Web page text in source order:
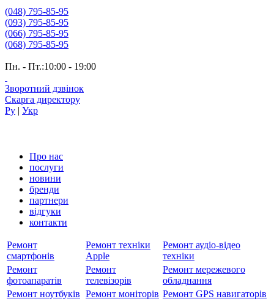
(048) 795-85-95
(093) 795-85-95
(066) 795-85-95
(068) 795-85-95
Пн. - Пт.:10:00 - 19:00
Зворотний дзвінок
Скарга директору
Ру | Укр
Про нас
послуги
новини
бренди
партнери
вiдгуки
контакти
Ремонт
смартфонів
Ремонт техніки
Apple
Ремонт аудіо-відео
техніки
Ремонт
фотоапаратів
Ремонт
телевізорів
Ремонт мережевого
обладнання
Ремонт ноутбуків Ремонт моніторів Ремонт GPS навигаторів